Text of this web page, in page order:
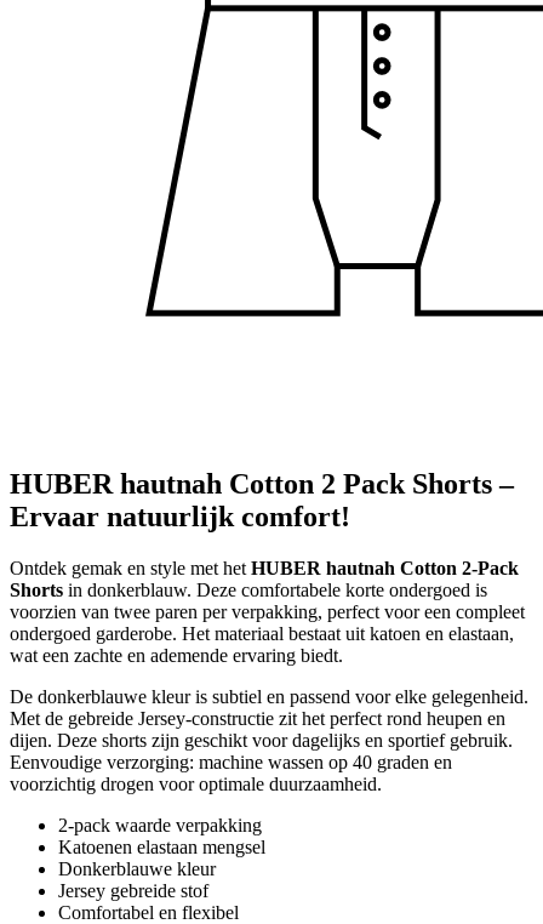
HUBER hautnah Cotton 2 Pack Shorts –
Ervaar natuurlijk comfort!
Ontdek gemak en style met het HUBER hautnah Cotton 2-Pack
Shorts in donkerblauw. Deze comfortabele korte ondergoed is
voorzien van twee paren per verpakking, perfect voor een compleet
ondergoed garderobe. Het materiaal bestaat uit katoen en elastaan,
wat een zachte en ademende ervaring biedt.
De donkerblauwe kleur is subtiel en passend voor elke gelegenheid.
Met de gebreide Jersey-constructie zit het perfect rond heupen en
dijen. Deze shorts zijn geschikt voor dagelijks en sportief gebruik.
Eenvoudige verzorging: machine wassen op 40 graden en
voorzichtig drogen voor optimale duurzaamheid.
2-pack waarde verpakking
Katoenen elastaan mengsel
Donkerblauwe kleur
Jersey gebreide stof
Comfortabel en flexibel